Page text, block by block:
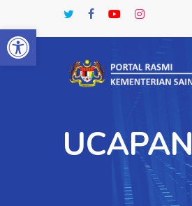
Open toolbar
main
twitterfacebookyoutubeinstagram
UCAPAN